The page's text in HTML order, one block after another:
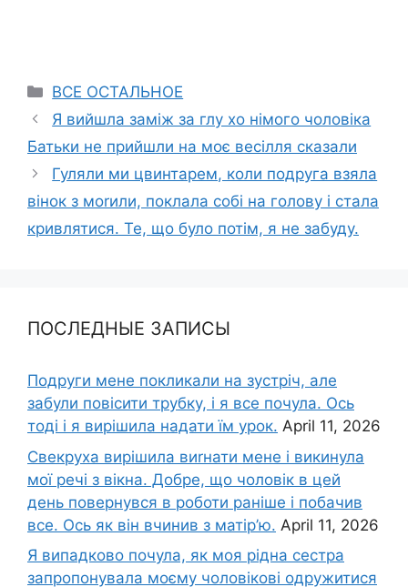
Categories
ВСЕ ОСТАЛЬНОЕ
Я вийшла заміж за глy хo німого чоловіка
Батьки не прийшли на моє весілля сказали
Гуляли ми цвинтарем, коли подруга взяла
вінок з моrили, поклала собі на голову і стала
кривлятися. Те, що було потім, я не забуду.
ПОСЛЕДНЫЕ ЗАПИСЫ
Подруги мене покликали на зустріч, але
забули повісити трубку, і я все почула. Ось
тоді і я вирішила надати їм урок. April 11, 2026
Свекруха вирішила виrнати мене і викинула
мої речі з вікна. Добре, що чоловік в цей
день повернувся в роботи раніше і побачив
все. Ось як він вчинив з матір’ю. April 11, 2026
Я випадково почула, як моя рідна сестра
запропонувала моєму чоловікові одружитися